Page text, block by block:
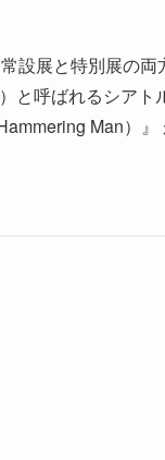
展と特別展の両
と呼ばれるシア
Man）』